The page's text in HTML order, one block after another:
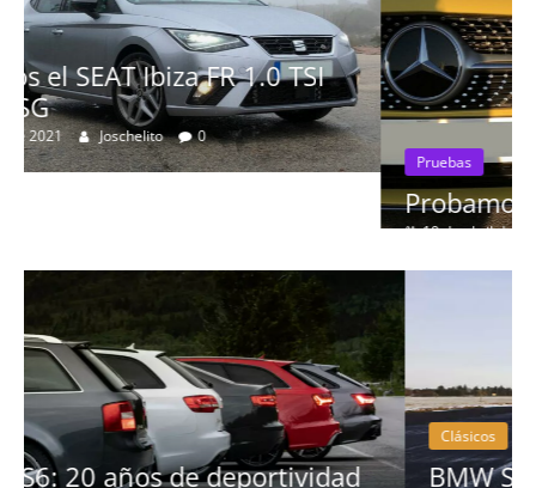
Pruebas
Probamos el Mercedes-Benz A200d
Clásicos